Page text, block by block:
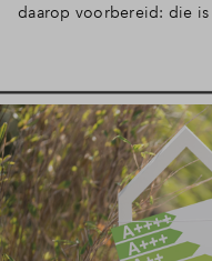
daarop voorbereid: die is